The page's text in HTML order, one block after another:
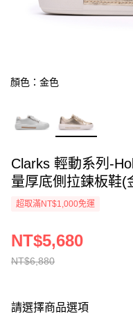
顏色：金色
Clarks 輕動系列-
量厚底側拉鍊板鞋(
超取滿NT$1,000免運
NT$6,880
NT$5,680
請選擇商品選項